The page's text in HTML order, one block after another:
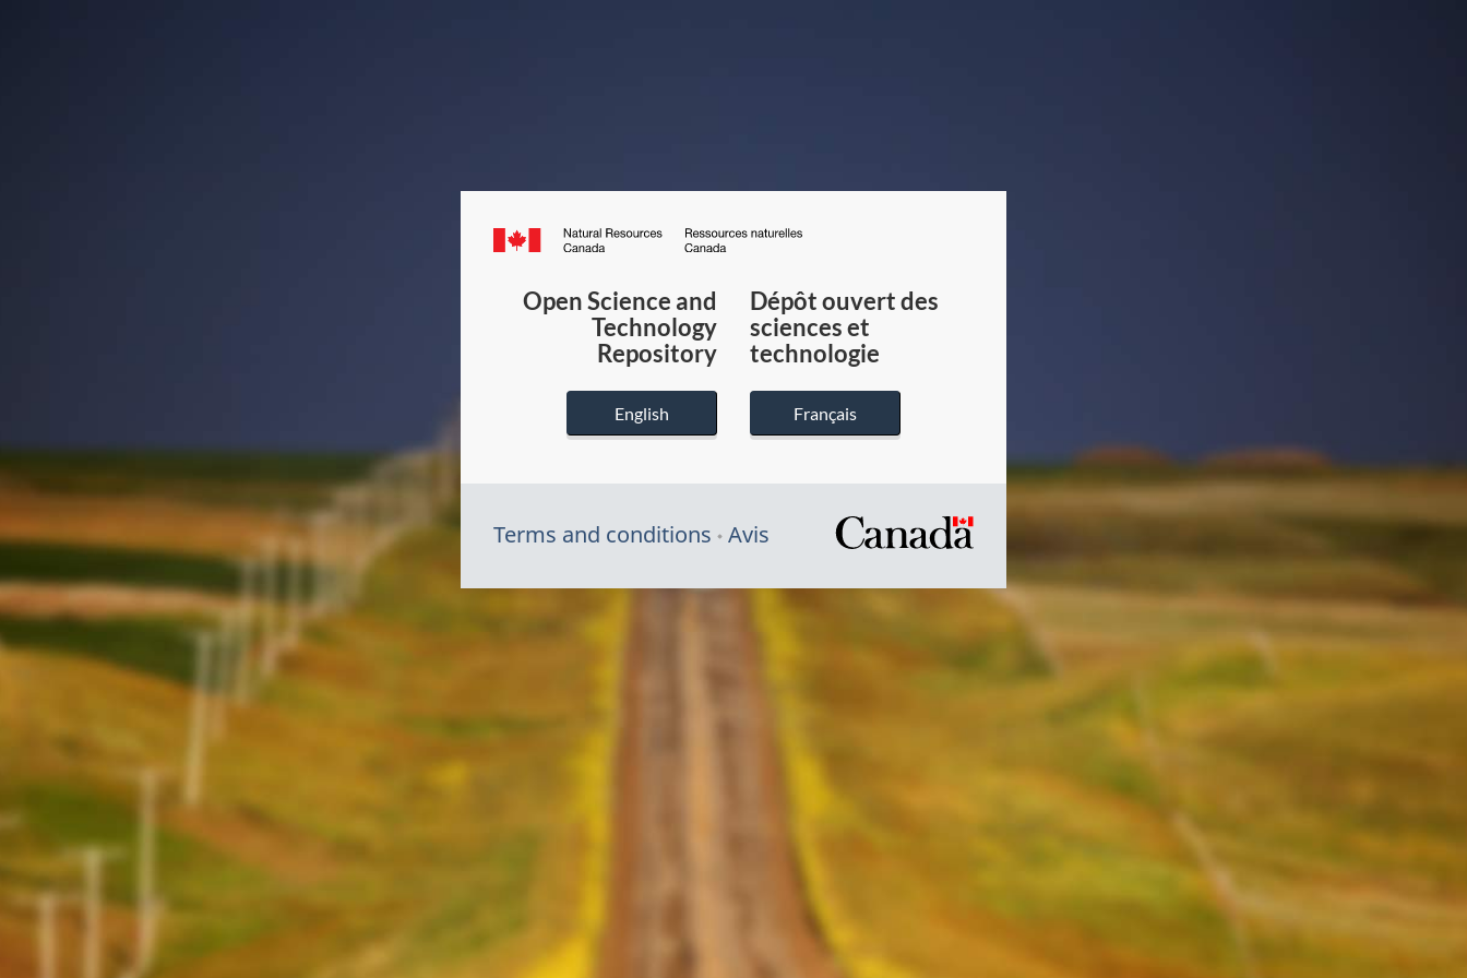
Canada.ca
du
Canada
Open Science and
Technology
Repository
English
Dépôt ouvert des
sciences et
technologie
Français
Terms and conditions Avis
/
Symbole
du
gouvernement
du